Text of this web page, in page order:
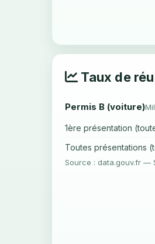
Taux de
Permis B (voiture)
1ère présentation
Toutes présentations
Source : data.gouv.fr —